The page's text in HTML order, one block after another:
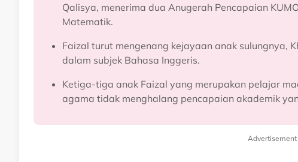
Qalisya, menerima dua Anugerah Pencapaian
Matematik.
Faizal turut mengenang kejayaan anak sulungnya,
dalam subjek Bahasa Inggeris.
Ketiga-tiga anak Faizal yang merupakan pelajar
agama tidak menghalang pencapaian akademik
Advertisement